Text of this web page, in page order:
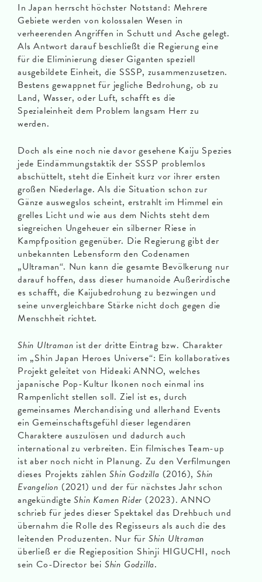
In Japan herrscht höchster Notstand: Mehrere
Gebiete werden von kolossalen Wesen in
verheerenden Angriffen in Schutt und Asche gelegt.
Als Antwort darauf beschließt die Regierung eine
für die Eliminierung dieser Giganten speziell
ausgebildete Einheit, die SSSP, zusammenzusetzen.
Bestens gewappnet für jegliche Bedrohung, ob zu
Land, Wasser, oder Luft, schafft es die
Spezialeinheit dem Problem langsam Herr zu
werden.
Doch als eine noch nie davor gesehene Kaiju Spezies
jede Eindämmungstaktik der SSSP problemlos
abschüttelt, steht die Einheit kurz vor ihrer ersten
großen Niederlage. Als die Situation schon zur
Gänze auswegslos scheint, erstrahlt im Himmel ein
grelles Licht und wie aus dem Nichts steht dem
siegreichen Ungeheuer ein silberner Riese in
Kampfposition gegenüber. Die Regierung gibt der
unbekannten Lebensform den Codenamen
„Ultraman“. Nun kann die gesamte Bevölkerung nur
darauf hoffen, dass dieser humanoide Außerirdische
es schafft, die Kaijubedrohung zu bezwingen und
seine unvergleichbare Stärke nicht doch gegen die
Menschheit richtet.
Shin Ultraman ist der dritte Eintrag bzw. Charakter
im „Shin Japan Heroes Universe“: Ein kollaboratives
Projekt geleitet von Hideaki ANNO, welches
japanische Pop-Kultur Ikonen noch einmal ins
Rampenlicht stellen soll. Ziel ist es, durch
gemeinsames Merchandising und allerhand Events
ein Gemeinschaftsgefühl dieser legendären
Charaktere auszulösen und dadurch auch
international zu verbreiten. Ein filmisches Team-up
ist aber noch nicht in Planung. Zu den Verfilmungen
dieses Projekts zählenShin Godzilla (2016),Shin
Evangelion (2021) und der für nächstes Jahr schon
angekündigteShin Kamen Rider (2023). ANNO
schrieb für jedes dieser Spektakel das Drehbuch und
übernahm die Rolle des Regisseurs als auch die des
leitenden Produzenten. Nur für Shin Ultraman
überließ er die Regieposition Shinji HIGUCHI, noch
sein Co-Director bei Shin Godzilla.